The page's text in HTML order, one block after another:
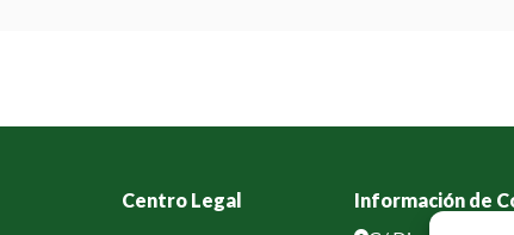
Centro Legal
Información de